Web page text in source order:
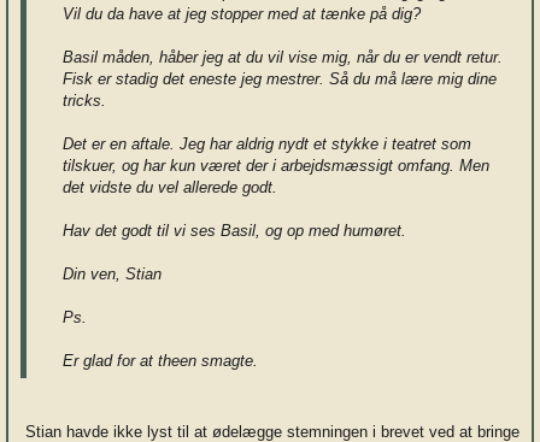
Vil du da have at jeg stopper med at tænke på dig?
Basil måden, håber jeg at du vil vise mig, når du er vendt retur.
Fisk er stadig det eneste jeg mestrer. Så du må lære mig dine
tricks.
Det er en aftale. Jeg har aldrig nydt et stykke i teatret som
tilskuer, og har kun været der i arbejdsmæssigt omfang. Men
det vidste du vel allerede godt.
Hav det godt til vi ses Basil, og op med humøret.
Din ven, Stian
Ps.
Er glad for at theen smagte.
Stian havde ikke lyst til at ødelægge stemningen i brevet ved at bringe